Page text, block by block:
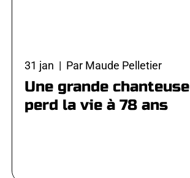
31 jan | Par Maude Pelletier
Une grande chanteuse
perd la vie à 78 ans